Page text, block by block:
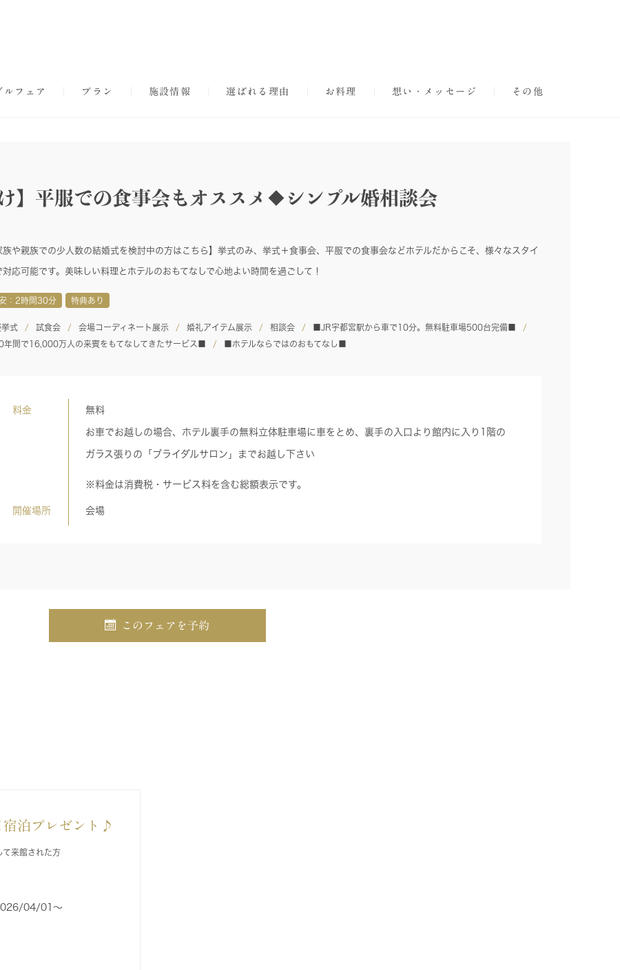
ルフェア プラン 施設情報 選ばれる理由 お料理 想い・メッセージ その他
】平服での食事会もオススメ◆シンプル婚相談会
族や親族での少人数の結婚式を検討中の方はこちら】挙式のみ、挙式＋食事会、平服での食事会などホテルだからこそ、様々なスタイ
対応可能です。美味しい料理とホテルのおもてなしで心地よい時間を過ごして！
：2時間30分 特典あり
挙式 試食会 会場コーディネート展示 婚礼アイテム展示 相談会
■JR宇都宮駅から車で10分。無料駐車場500台完備■
年間で16,000万人の来賓をもてなしてきたサービス■
■ホテルならではのおもてなし■
料金 無料
お車でお越しの場合、ホテル裏手の無料立体駐車場に車をとめ、裏手の入口より館内に入り1階の
ガラス張りの「ブライダルサロン」までお越し下さい
※料金は消費税・サービス料を含む総額表示です。
開催場所 会場
このフェアを予約
宿泊プレゼント♪
て来館された方
04/01〜